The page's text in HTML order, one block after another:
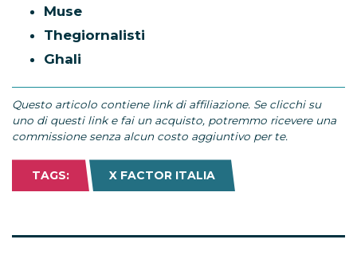
Muse
Thegiornalisti
Ghali
Questo articolo contiene link di affiliazione. Se clicchi su
uno di questi link e fai un acquisto, potremmo ricevere una
commissione senza alcun costo aggiuntivo per te.
TAGS: X FACTOR ITALIA